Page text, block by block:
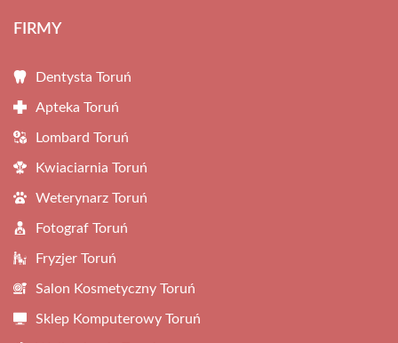
FIRMY
Dentysta Toruń
Apteka Toruń
Lombard Toruń
Kwiaciarnia Toruń
Weterynarz Toruń
Fotograf Toruń
Fryzjer Toruń
Salon Kosmetyczny Toruń
Sklep Komputerowy Toruń